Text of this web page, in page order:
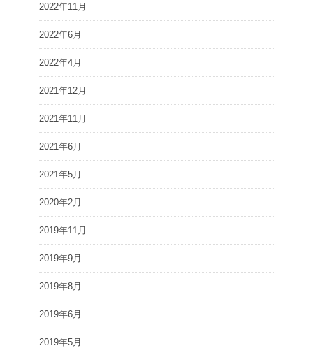
2022年11月
2022年6月
2022年4月
2021年12月
2021年11月
2021年6月
2021年5月
2020年2月
2019年11月
2019年9月
2019年8月
2019年6月
2019年5月